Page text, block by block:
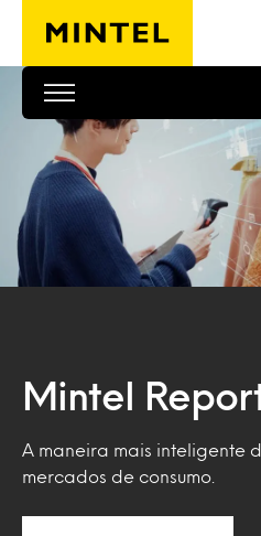
Skip to main content
Mintel
A maneira mais inteligente
mercados de consumo.